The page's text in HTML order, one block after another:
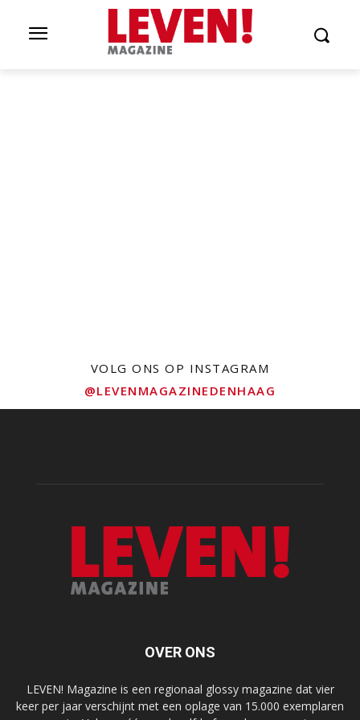
VOLG ONS OP INSTAGRAM
@LEVENMAGAZINEDENHAAG
OVER ONS
LEVEN! Magazine is een regionaal glossy magazine dat vier
keer per jaar verschijnt met een oplage van 15.000 exemplaren